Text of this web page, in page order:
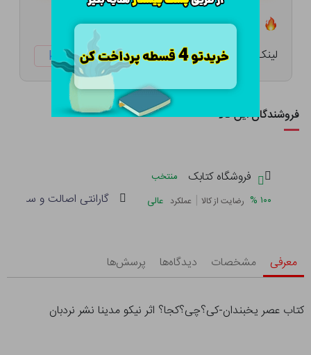
تعداد ۸ عدد در انبار موجود است
لینک کوتاه: ketabtala.com/sbp-49639
فروشندگان این کالا
فروشگاه کتابک
منتخب
۱۰۰ % رضایت از کالا | عملکرد عالی گارانتی اصالت و سلامت
معرفی مشخصات دیدگاه‌ها پرسش‌ها
کتاب عصر یخبندان-کی؟چی؟کجا؟ اثر نیکو مدینا نشر نردبان